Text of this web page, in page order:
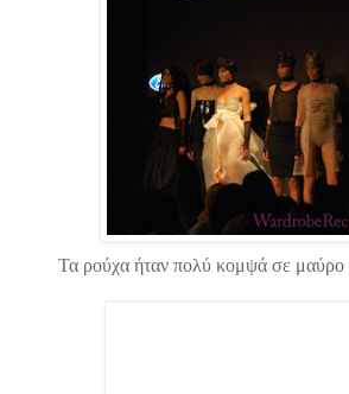
Τα ρούχα ήταν πολύ κομψά σε μαύρο